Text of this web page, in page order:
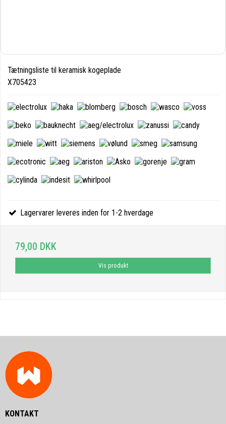
Tætningsliste til keramisk kogeplade
X705423
Lagervarer leveres inden for 1-2 hverdage
79,00 DKK
Vis produkt
KONTAKT